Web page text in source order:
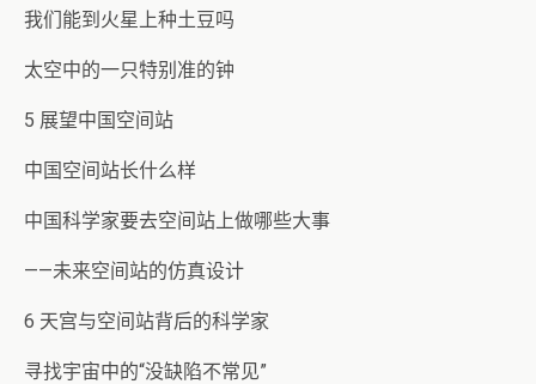
我们能到火星上种土豆吗
太空中的一只特别准的钟
5 展望中国空间站
中国空间站长什么样
中国科学家要去空间站上做哪些大事
——未来空间站的仿真设计
6 天宫与空间站背后的科学家
寻找宇宙中的“没缺陷不常见”